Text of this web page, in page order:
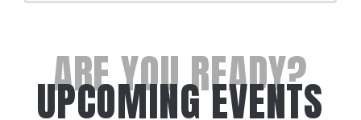
ARE YOU READY?
UPCOMING EVENTS